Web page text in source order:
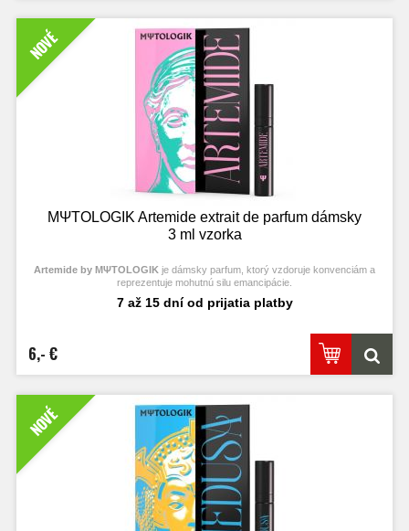
NOVÉ
MΨTΟLOGIK Artemide extrait de parfum dámsky
3 ml vzorka
Artemide by MΨTΟLOGIK je dámsky parfum, ktorý vzdoruje konvenciám a
reprezentuje mohutnú silu emancipácie.
7 až 15 dní od prijatia platby
6,- €
NOVÉ